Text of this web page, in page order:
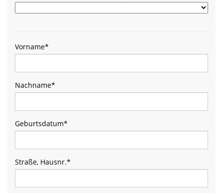
Vorname*
Nachname*
Geburtsdatum*
Straße, Hausnr.*